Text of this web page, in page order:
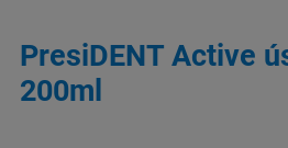
PresiDENT Active
200ml